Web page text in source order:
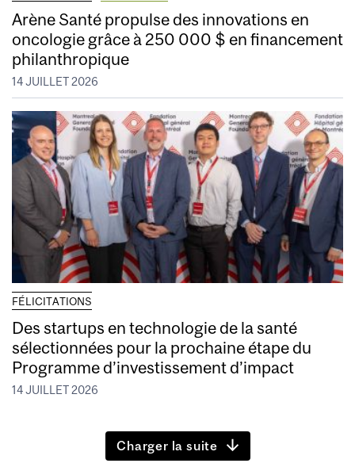
Arène Santé propulse des innovations en
oncologie grâce à 250 000 $ en financement
philanthropique
14 JUILLET 2026
FÉLICITATIONS
Des startups en technologie de la santé
sélectionnées pour la prochaine étape du
Programme d’investissement d’impact
14 JUILLET 2026
Charger la suite